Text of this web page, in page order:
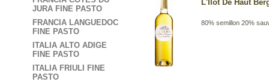
JURA FINE PASTO
FRANCIA LANGUEDOC
FINE PASTO
ITALIA ALTO ADIGE
FINE PASTO
ITALIA FRIULI FINE
PASTO
L'Ilot De Haut
80% semillon 20%